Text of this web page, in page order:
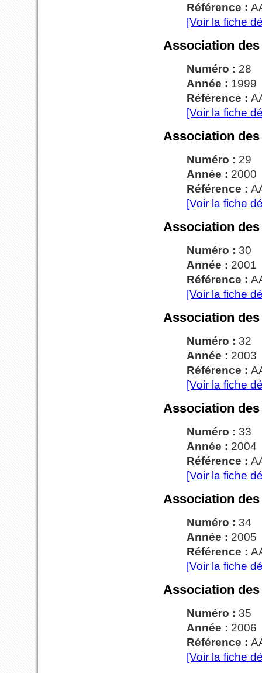
Référence :
[Voir la fiche
Association
Numéro : 28
Année : 1999
Référence :
[Voir la fiche
Association
Numéro : 29
Année : 2000
Référence :
[Voir la fiche
Association
Numéro : 30
Année : 2001
Référence :
[Voir la fiche
Association
Numéro : 32
Année : 2003
Référence :
[Voir la fiche
Association
Numéro : 33
Année : 2004
Référence :
[Voir la fiche
Association
Numéro : 34
Année : 2005
Référence :
[Voir la fiche
Association
Numéro : 35
Année : 2006
Référence :
[Voir la fiche